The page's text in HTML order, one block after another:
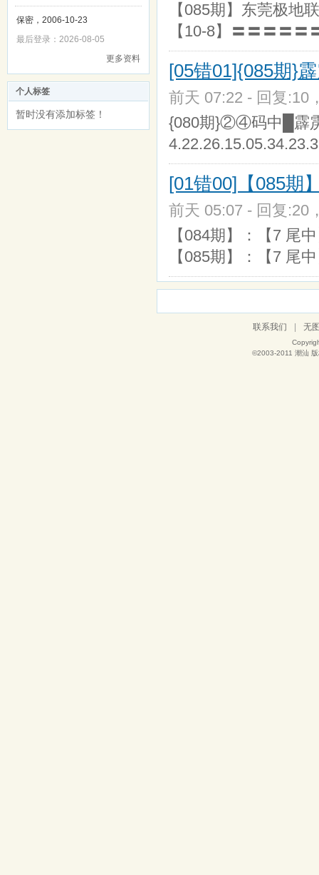
保密，2006-10-23
最后登录：2026-08-05
更多资料
个人标签
暂时没有添加标签！
【085期】东莞极地
【10-8】〓〓〓〓
[05错01]{085期
前天 07:22 - 回复:10
{080期}②④码中█霹
[01错00]【085期
前天 05:07 - 回复:20
【084期】：【7 尾
【085期】：【7 尾
联系我们 无
©2003-2011 潮汕